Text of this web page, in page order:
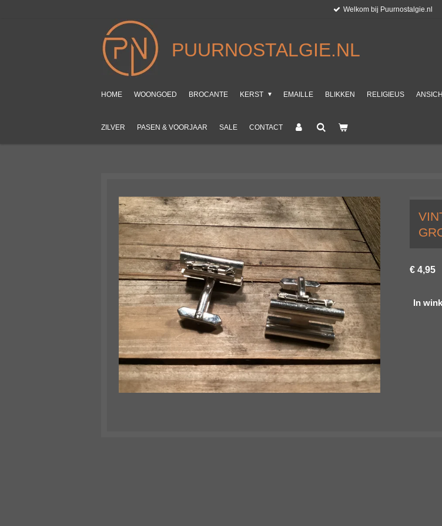
Welkom bij Puurnostalgie.nl
PUURNOSTALGIE.NL
HOME WOONGOED BROCANTE KERST EMAILLE BLIKKEN RELIGIEUS
ZILVER PASEN & VOORJAAR SALE CONTACT
€ 4,95
In